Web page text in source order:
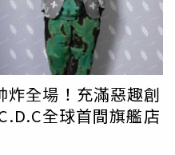
炸全場！充滿惡趣創
全球首間旗艦店